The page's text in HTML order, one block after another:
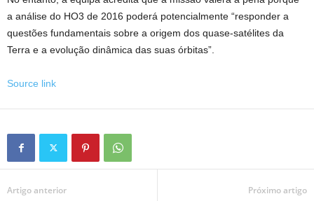
a análise do HO3 de 2016 poderá potencialmente “responder a
questões fundamentais sobre a origem dos quase-satélites da
Terra e a evolução dinâmica das suas órbitas”.
Source link
Artigo anterior Próximo artigo